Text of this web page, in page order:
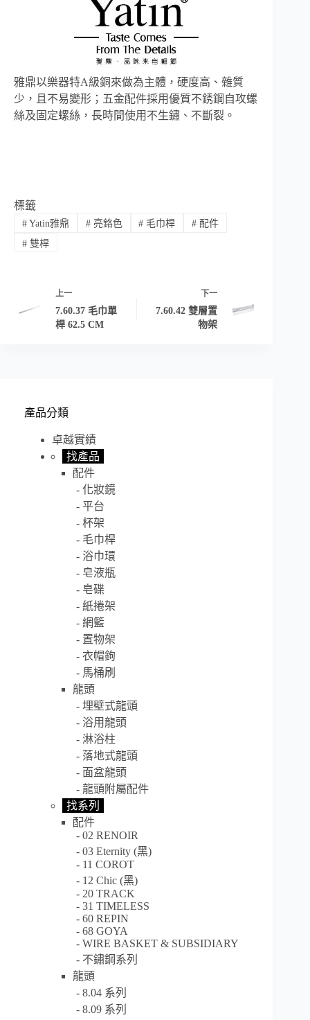
雅鼎以樂器特A級銅來做為主體，硬度高、雜質
少，且不易變形；五金配件採用優質不銹鋼自攻螺
絲及固定螺絲，長時間使用不生鏽、不斷裂。
標籤
#Yatin雅鼎 #亮鉻色 # 毛巾桿 # 配件
#雙桿
上一
7.60.37 毛巾單
桿 62.5 CM
下一
7.60.42 雙層置
物架
產品分類
卓越實績
找產品
配件
化妝鏡
平台
杯架
毛巾桿
浴巾環
皂液瓶
皂碟
紙捲架
網籃
置物架
衣帽鉤
馬桶刷
龍頭
埋壁式龍頭
浴用龍頭
淋浴柱
落地式龍頭
面盆龍頭
龍頭附屬配件
找系列
配件
02 RENOIR
03 Eternity (黑)
11 COROT
12 Chic (黑)
20 TRACK
31 TIMELESS
60 REPIN
68 GOYA
WIRE BASKET & SUBSIDIARY
不鏽鋼系列
龍頭
8.04 系列
8.09 系列